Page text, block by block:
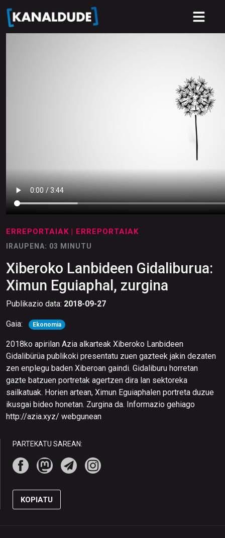
ERREPORTAIAK | ERREPORTAIAK
IRAUPENA: 03 MINUTU
Xiberoko Lanbideen Gidaliburua:
Ximun Eguiaphal, zurgina
Publikazio data: 2018-09-27
Gaia: Ekonomia
2018ko apirilan Azia alkarteak Xiberoko Lanbideen
Gidalibürüa publikoki presentatu zuen gazteek jakin dezaten
zen enplegu baden Xiberoan gaindi. Gidaliburu horretan
gazte batzuen portretak agertzen dira lan sektoreka
sailkatuak. Horien artean, Ximun Eguiaphalen portreta duzue
ikusgai bideo honetan. Zurgina da. Informazio gehiago
http://azia.xyz/ webgunean
PARTEKATU SAREAN:
KOPIATU